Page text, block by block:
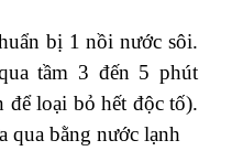
bị 1 nồi nước sôi.
tầm 3 đến 5 phút
để loại bỏ hết độc tố).
qua bằng nước lạnh